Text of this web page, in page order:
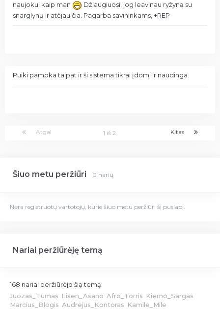
naujokui kaip man
Džiaugiuosi, jog leavinau ryžyną su
snarglynų ir atėjau čia. Pagarba savininkams, +REP
Puiki pamoka taipat ir ši sistema tikrai įdomi ir naudinga.
Atgal Kitas
1 iš 2
Šiuo metu peržiūri 0 narių
Nėra registruotų vartotojų, kurie šiuo metu peržiūri šį puslapį.
Nariai peržiūrėję temą
168 nariai peržiūrėjo šią temą:
Juozas_Tumas Eisen_Asano Afro_Torris Kiemo_Sargas
Marcius_Blogis Audrejus_Kontoras Kamile_Mile